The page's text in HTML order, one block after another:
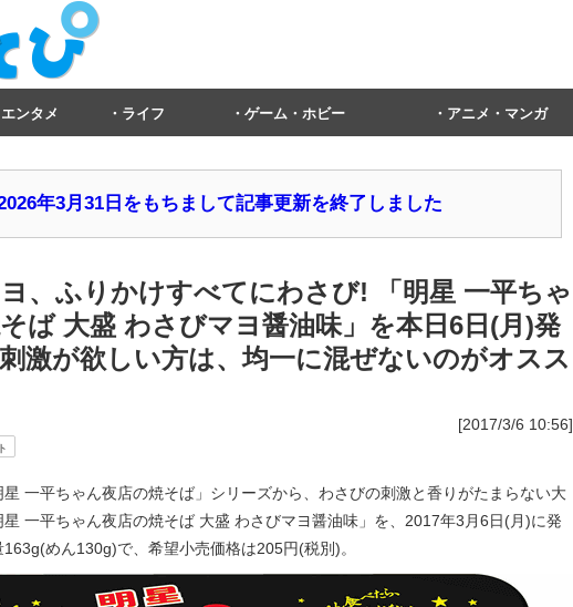
エンタメ ライフ ゲーム・ホビー アニメ・マンガ
年3月31日をもちまして記事更新を終了しました
、ふりかけすべてにわさび! 「明星 一平ちゃ
ば 大盛 わさびマヨ醤油味」を本日6日(月)発
激が欲しい方は、均一に混ぜないのがオスス
[2017/3/6 10:56]
一平ちゃん夜店の焼そば」シリーズから、わさびの刺激と香りがたまらない大
一平ちゃん夜店の焼そば 大盛 わさびマヨ醤油味」を、2017年3月6日(月)に発
めん130g)で、希望小売価格は205円(税別)。